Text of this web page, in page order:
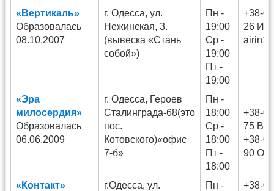
«Вертикаль»
Образовалась
08.10.2007
г. Одесса, ул.
Нежинская, 3.
(вывеска «Стань
собой»)
Пн -
19:00
Ср -
19:00
Пт -
19:00
+38-
26
«Эра
милосердия»
Образовалась
06.06.2009
г. Одесса, Героев
Сталинграда-68(это
пос.
Котовского)«офис
7-б»
Пн -
18:00
Ср -
18:00
Пт -
18:00
+38-
75
+38-
90
«Контакт»
г.Одесса, ул.
Пн -
+38-